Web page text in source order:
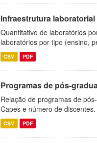
Infraestrutura laboratorial
Quantitativo de laboratórios
laboratórios por tipo (ensino,
CSV PDF
Programas de pós-
Relação de programas de
Capes e número de discentes.
CSV PDF